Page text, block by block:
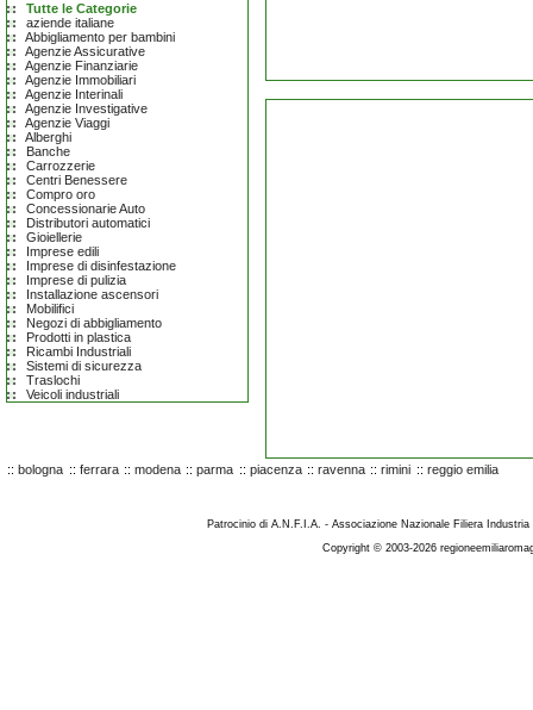
Tutte le Categorie
aziende italiane
Abbigliamento per bambini
Agenzie Assicurative
Agenzie Finanziarie
Agenzie Immobiliari
Agenzie Interinali
Agenzie Investigative
Agenzie Viaggi
Alberghi
Banche
Carrozzerie
Centri Benessere
Compro oro
Concessionarie Auto
Distributori automatici
Gioiellerie
Imprese edili
Imprese di disinfestazione
Imprese di pulizia
Installazione ascensori
Mobilifici
Negozi di abbigliamento
Prodotti in plastica
Ricambi Industriali
Sistemi di sicurezza
Traslochi
Veicoli industriali
:: bologna :: ferrara :: modena :: parma :: piacenza :: ravenna :: rimini :: reggio emilia
Patrocinio di A.N.F.I.A. - Associazione Nazionale Filiera
Copyright © 2003-2026